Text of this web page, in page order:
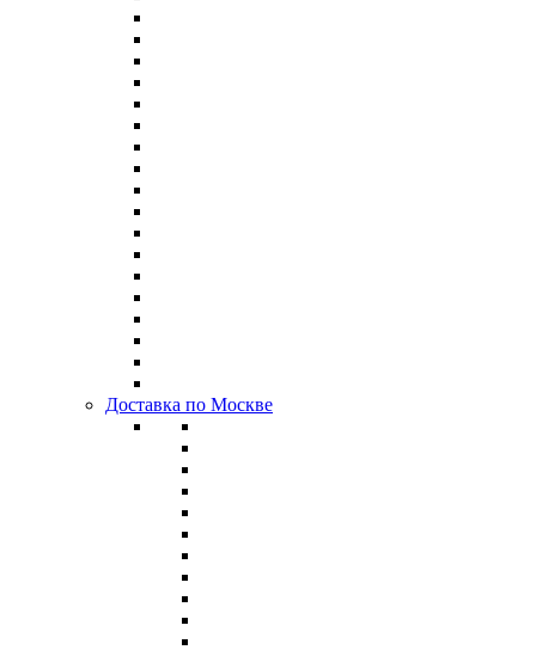
Доставка по Москве